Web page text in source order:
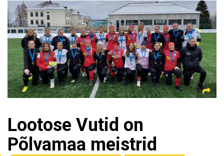
Lootose Vutid on
Põlvamaa meistrid